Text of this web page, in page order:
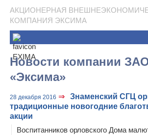
АКЦИОНЕРНАЯ
КОМПАНИЯ ЭКСИМА
Новости компании
«Эксима»
28 декабря 2016 ⇒
Знаменский СГЦ
традиционные новогодние
акции
Воспитанников орловского Дома